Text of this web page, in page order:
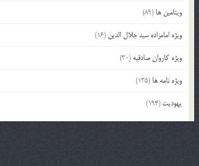
ویتامین ها (89)
ویژه امامزاده سید جلال الدین (16)
ویژه کاروان صادقیه (30)
ویژه نامه ها (135)
یهودیت (194)